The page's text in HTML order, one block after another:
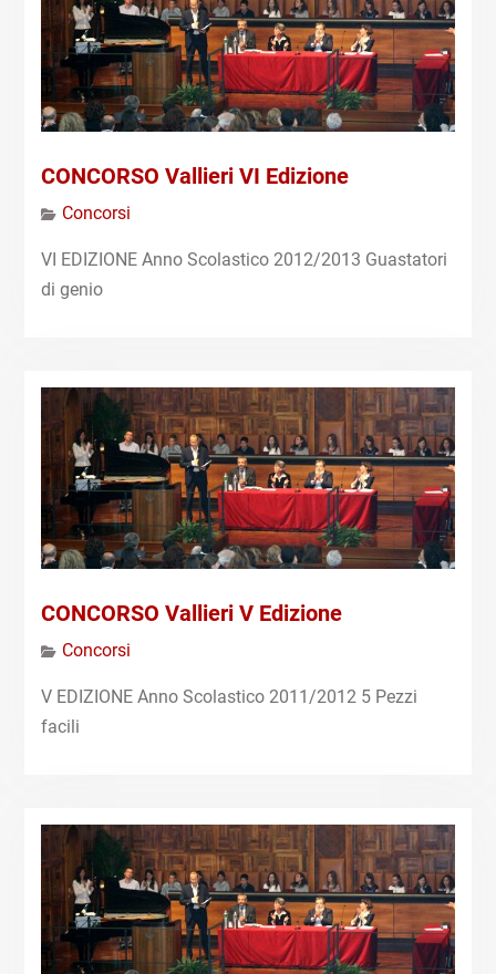
CONCORSO Vallieri VI Edizione
Concorsi
VI EDIZIONE Anno Scolastico 2012/2013 Guastatori
di genio
CONCORSO Vallieri V Edizione
Concorsi
V EDIZIONE Anno Scolastico 2011/2012 5 Pezzi
facili